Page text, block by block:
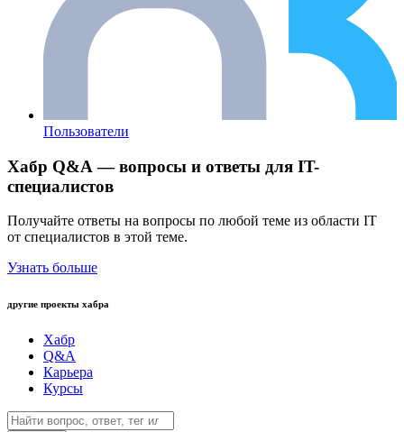
Пользователи
Хабр Q&A — вопросы и ответы для IT-
специалистов
Получайте ответы на вопросы по любой теме из области IT
от специалистов в этой теме.
Узнать больше
другие проекты хабра
Хабр
Q&A
Карьера
Курсы